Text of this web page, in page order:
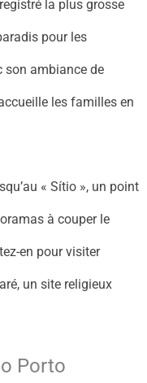
la plus grosse
pour les
son ambiance de
les familles en
« Sítio », un point
à couper le
en pour visiter
un site religieux
Porto